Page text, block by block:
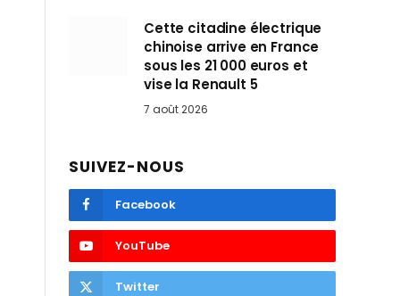
Cette citadine électrique
chinoise arrive en France
sous les 21 000 euros et
vise la Renault 5
7 août 2026
SUIVEZ-NOUS
Facebook
YouTube
Twitter